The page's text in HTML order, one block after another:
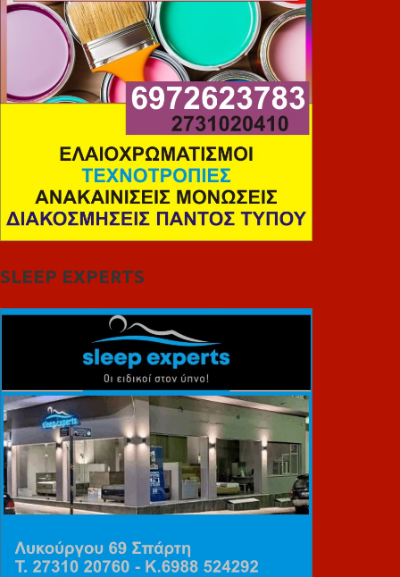
SLEEP EXPERTS